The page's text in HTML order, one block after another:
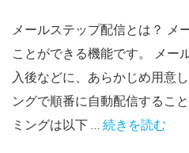
メールステップ配信とは？ メ
ことができる機能です。 メー
入後などに、あらかじめ用意
ングで順番に自動配信するこ
ミングは以下 … 続きを読む